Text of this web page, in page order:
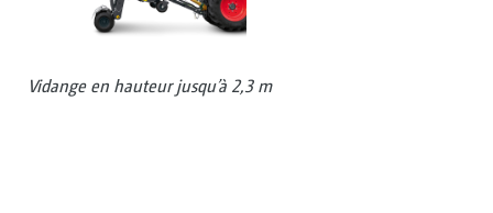
Vidange en hauteur jusqu’à 2,3 m